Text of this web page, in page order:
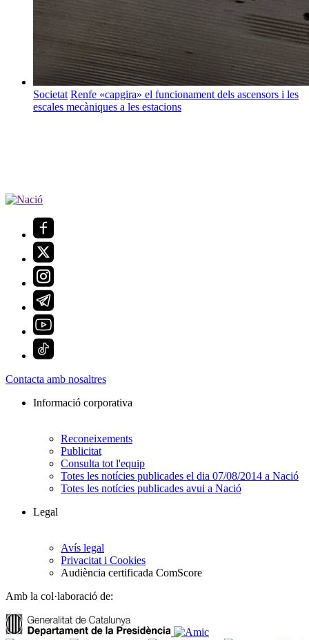
Societat Renfe «capgira» el funcionament dels ascensors i les
escales mecàniques a les estacions
Contacta amb nosaltres
Informació corporativa
Reconeixements
Publicitat
Consulta tot l'equip
Totes les notícies publicades el dia 07/08/2014 a Nació
Totes les notícies publicades avui a Nació
Legal
Avís legal
Privacitat i Cookies
Audiència certificada ComScore
Amb la col·laboració de: